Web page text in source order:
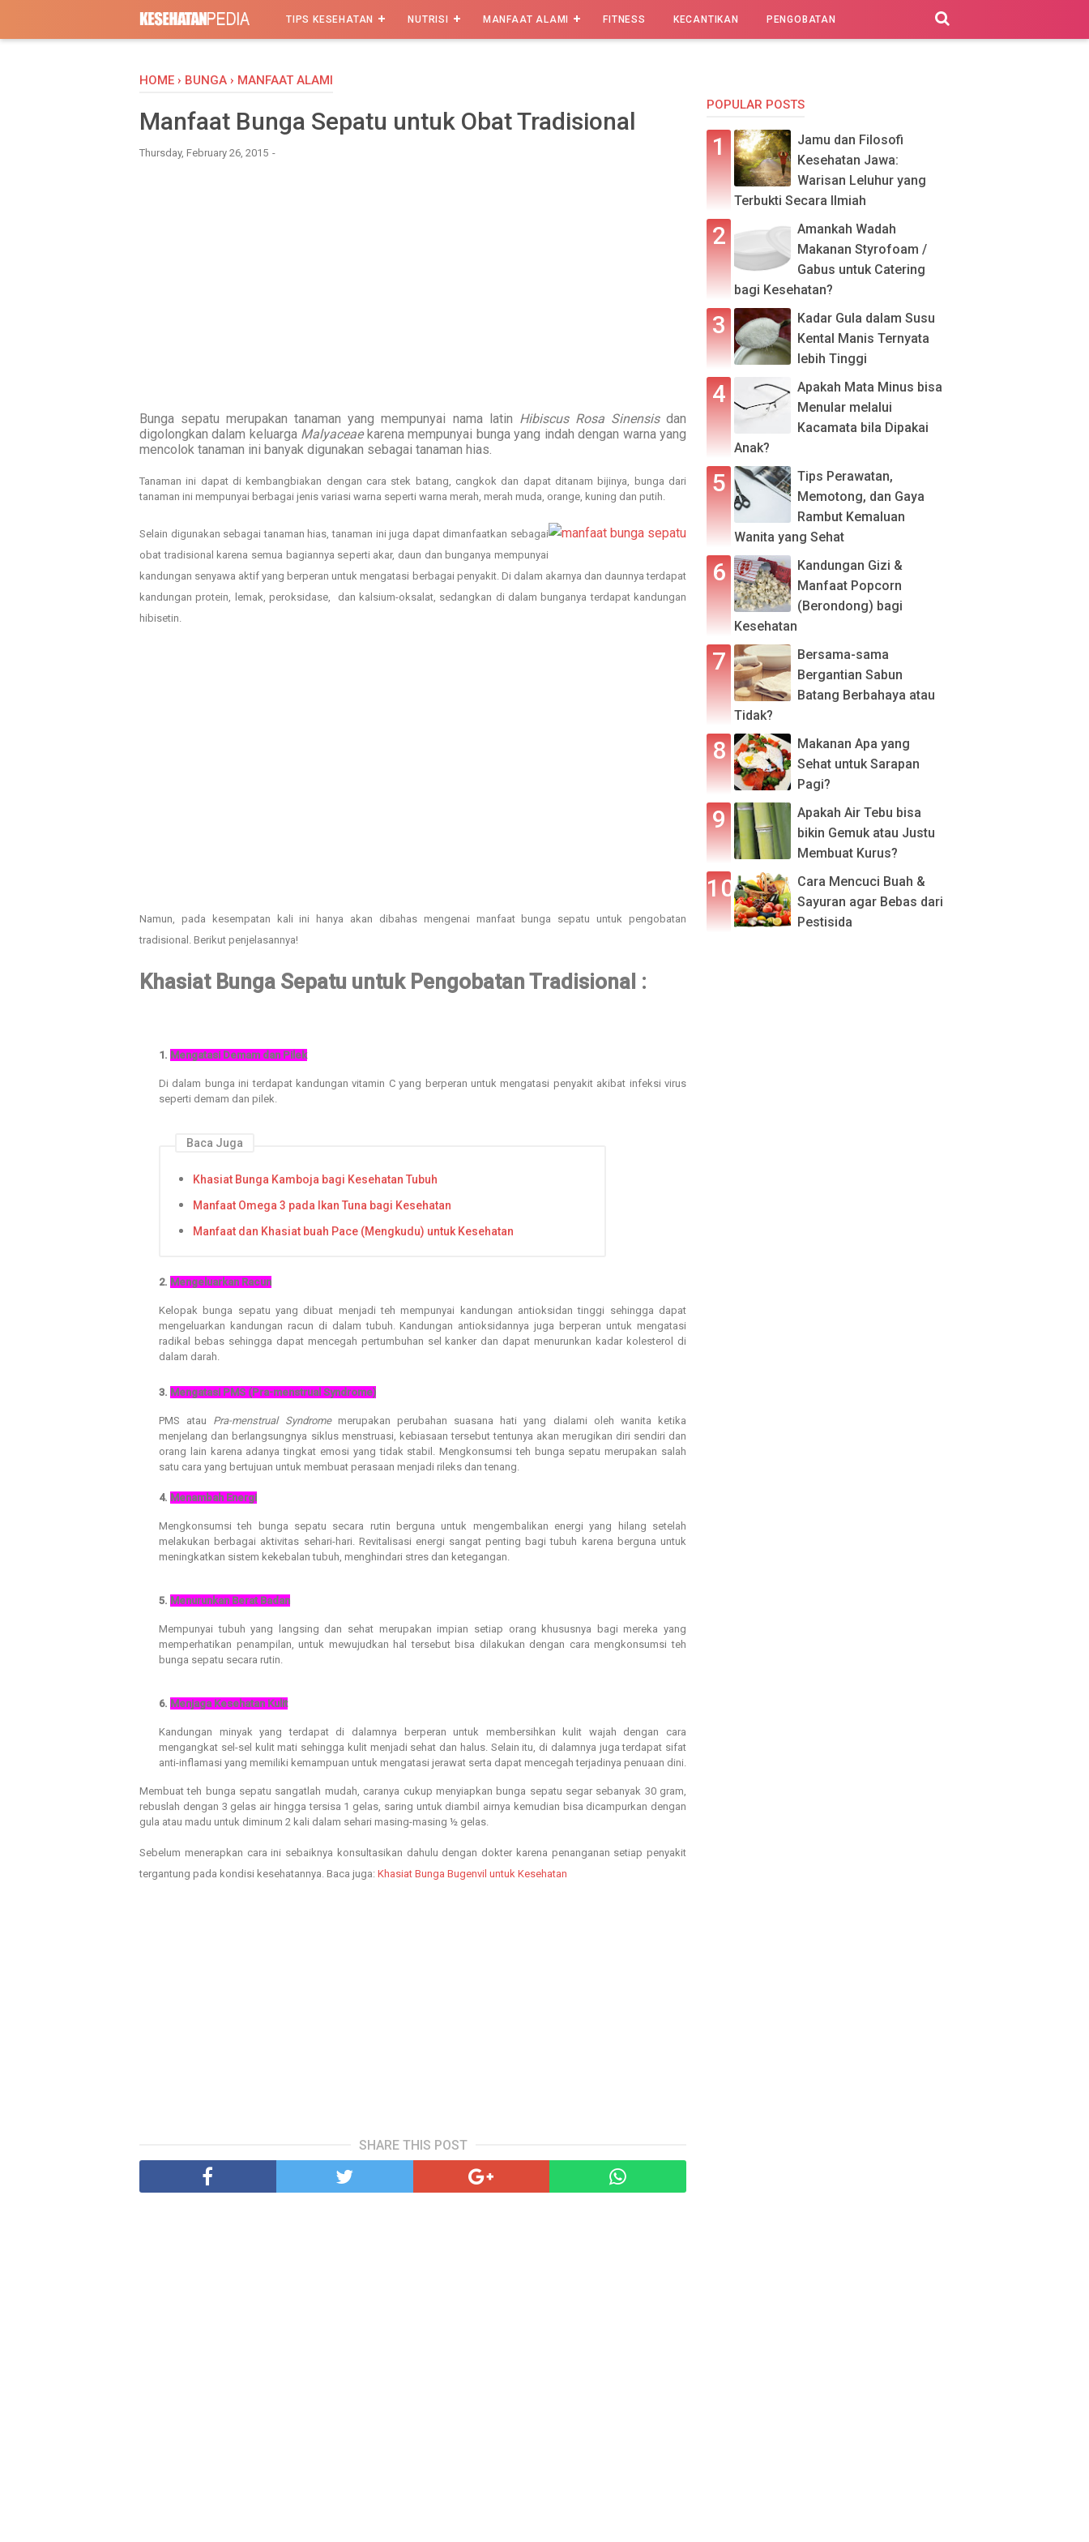
TIPS KESEHATAN NUTRISI MANFAAT ALAMI FITNESS KECANTIKAN PENGOBATAN
HOME › BUNGA › MANFAAT ALAMI
Manfaat Bunga Sepatu untuk Obat Tradisional
Thursday, February 26, 2015
Bunga sepatu merupakan tanaman yang mempunyai nama latin Hibiscus Rosa Sinensisdan
digolongkan dalam keluarga Malyaceaekarena mempunyai bunga yang indah dengan warna yang
mencolok tanaman ini banyak digunakan sebagai tanaman hias
Tanaman ini dapat di kembangbiakan dengan cara stek batang, cangkok dan dapat ditanam bijinya, bunga dari
tanaman ini mempunyai berbagai jenis variasi warna seperti warna merah, merah muda, orange, kuning dan putih.
Selain digunakan sebagai tanaman hias, tanaman ini juga dapat dimanfaatkan sebagai
obat tradisional karena semua bagiannya seperti akar, daun dan bunganya mempunyai
kandungan senyawa aktif yang berperan untuk mengatasi berbagai penyakit. Di dalam akarnya dan daunnya terdapat
kandungan protein, lemak, peroksidase, dan kalsium-oksalat, sedangkan di dalam bunganya terdapat kandungan
hibisetin.
Namun, pada kesempatan kali ini hanya akan dibahas mengenai manfaat bunga sepatu untuk pengobatan
tradisional. Berikut penjelasannya!
Khasiat Bunga Sepatu untuk Pengobatan Tradisional :
1. Mengatasi Demam dan Pilek
Di dalam bunga ini terdapat kandungan vitamin C yang berperan untuk mengatasi penyakit akibat infeksi virus
seperti demam dan pilek.
Baca Juga
Khasiat Bunga Kamboja bagi Kesehatan Tubuh
Manfaat Omega 3 pada Ikan Tuna bagi Kesehatan
Manfaat dan Khasiat buah Pace (Mengkudu) untuk Kesehatan
2. Mengeluarkan Racun
Kelopak bunga sepatu yang dibuat menjadi teh mempunyai kandungan antioksidan tinggi sehingga dapat
mengeluarkan kandungan racun di dalam tubuh. Kandungan antioksidannya juga berperan untuk mengatasi
radikal bebas sehingga dapat mencegah pertumbuhan sel kanker dan dapat menurunkan kadar kolesterol di
dalam darah.
3. Mengatasi PMS (Pra-menstrual Syndrome)
PMS atau Pra-menstrual Syndrome merupakan perubahan suasana hati yang dialami oleh wanita ketika
menjelang dan berlangsungnya siklus menstruasi, kebiasaan tersebut tentunya akan merugikan diri sendiri dan
orang lain karena adanya tingkat emosi yang tidak stabil. Mengkonsumsi teh bunga sepatu merupakan salah
satu cara yang bertujuan untuk membuat perasaan menjadi rileks dan tenang.
4. Menambah Energi
Mengkonsumsi teh bunga sepatu secara rutin berguna untuk mengembalikan energi yang hilang setelah
melakukan berbagai aktivitas sehari-hari. Revitalisasi energi sangat penting bagi tubuh karena berguna untuk
meningkatkan sistem kekebalan tubuh, menghindari stres dan ketegangan.
5. Menurunkan Berat Badan
Mempunyai tubuh yang langsing dan sehat merupakan impian setiap orang khususnya bagi mereka yang
memperhatikan penampilan, untuk mewujudkan hal tersebut bisa dilakukan dengan cara mengkonsumsi teh
bunga sepatu secara rutin.
6. Menjaga Kesehatan Kulit
Kandungan minyak yang terdapat di dalamnya berperan untuk membersihkan kulit wajah dengan cara
mengangkat sel-sel kulit mati sehingga kulit menjadi sehat dan halus. Selain itu, di dalamnya juga terdapat sifat
anti-inflamasi yang memiliki kemampuan untuk mengatasi jerawat serta dapat mencegah terjadinya penuaan dini.
Membuat teh bunga sepatu sangatlah mudah, caranya cukup menyiapkan bunga sepatu segar sebanyak 30 gram,
rebuslah dengan 3 gelas air hingga tersisa 1 gelas, saring untuk diambil airnya kemudian bisa dicampurkan dengan
gula atau madu untuk diminum 2 kali dalam sehari masing-masing ½ gelas.
Sebelum menerapkan cara ini sebaiknya konsultasikan dahulu dengan dokter karena penanganan setiap penyakit
tergantung pada kondisi kesehatannya. Baca juga: Khasiat Bunga Bugenvil untuk Kesehatan
SHARE THIS POST
POPULAR POSTS
Jamu dan Filosofi
Kesehatan Jawa:
Warisan Leluhur yang
Terbukti Secara Ilmiah
Amankah Wadah
Makanan Styrofoam /
Gabus untuk Catering
bagi Kesehatan?
Kadar Gula dalam Susu
Kental Manis Ternyata
lebih Tinggi
Apakah Mata Minus bisa
Menular melalui
Kacamata bila Dipakai
Anak?
Tips Perawatan,
Memotong, dan Gaya
Rambut Kemaluan
Wanita yang Sehat
Kandungan Gizi &
Manfaat Popcorn
(Berondong) bagi
Kesehatan
Bersama-sama
Bergantian Sabun
Batang Berbahaya atau
Tidak?
Makanan Apa yang
Sehat untuk Sarapan
Pagi?
Apakah Air Tebu bisa
bikin Gemuk atau Justu
Membuat Kurus?
Cara Mencuci Buah &
Sayuran agar Bebas dari
Pestisida